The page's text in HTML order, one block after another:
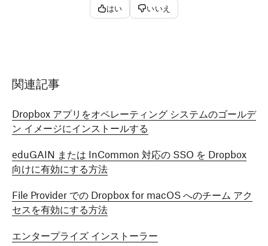
はい いいえ
関連記事
Dropbox アプリをオペレーティング システムのゴールデ
ン イメージにインストールする
eduGAIN または InCommon 対応の SSO を Dropbox
向けに有効にする方法
File Provider での Dropbox for macOS へのチーム アク
セスを有効にする方法
​​エンタープライズ インストーラー